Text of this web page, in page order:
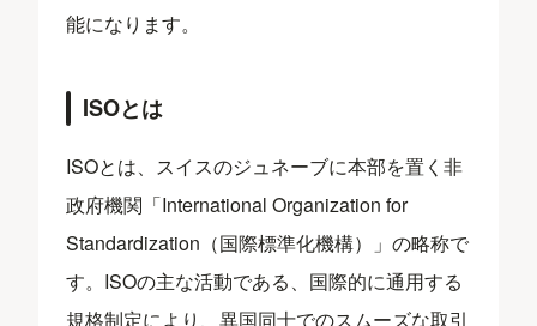
能になります。
ISOとは
ISOとは、スイスのジュネーブに本部を置く非
政府機関「International Organization for
Standardization（国際標準化機構）」の略称で
す。ISOの主な活動である、国際的に通用する
規格制定により、異国同士でのスムーズな取引